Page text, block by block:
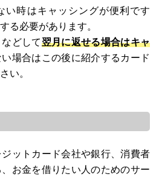
い時はキャッシングが便利です
る必要があります。
どして翌月に返せる場合はキャ
場合はこの後に紹介するカード
い。
ットカード会社や銀行、消費者
お金を借りたい人のためのサー